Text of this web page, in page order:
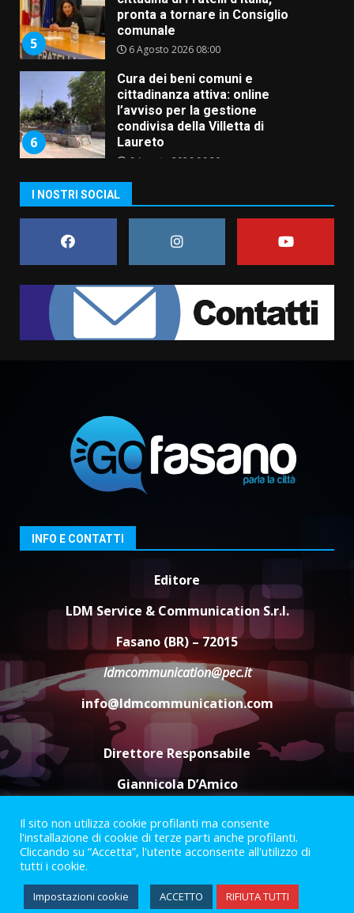
Cura dei beni comuni e
cittadinanza attiva: online
l’avviso per la gestione
Laureto
6 Agosto 2026 06:20
7
La magia del Minareto e la prima
assoluta de “L’Albergo
Belvedere. Il rapimento”
6 Agosto 2026 06:15
1
“I Contestatori: Musica di
Rivoluzione”: nuovo
Banda”
7 Agosto 2026 06:05
US Fasano, Scianaro: “Profonda
amarezza per esclusione dal
Fasanese ferito a colpi di arma
da fuoco
6 Agosto 2026 18:13
Carta d’identità: continua il piano
di aperture straordinarie del
6 Agosto 2026 14:16
5
Grazia Neglia, coordinatrice
cittadina di Fratelli d’Italia,
pronta a tornare in Consiglio
comunale
I NOSTRI SOCIAL
INFO E CONTATTI
Editore
LDM Service & Communication S.r.l.
Fasano (BR) – 72015
ldmcommunication@pec.it
info@ldmcommunication.com
Direttore Responsabile
Giannicola D’Amico
Termini e Condizioni
Privacy Policy
Informazioni Legali
Facebook
Instagram
Youtube
Il sito non utilizza cookie profilanti ma consente
l'installazione di cookie di terze parti anche profilanti.
Cliccando su “Accetta”, l'utente acconsente all'utilizzo di
tutti i cookie.
Impostazioni cookie ACCETTO RIFIUTA TUTTI